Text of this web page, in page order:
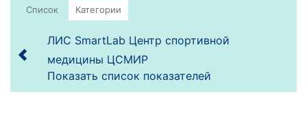
Список Категории
ЛИС SmartLab Центр спортивной
медицины ЦСМИР
Показать список показателей